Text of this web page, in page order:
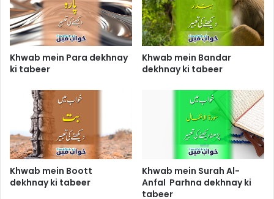
Khwab mein Para dekhnay
ki tabeer
Khwab mein Bandar
dekhnay ki tabeer
Khwab mein Boott
dekhnay ki tabeer
Khwab mein Surah Al-
Anfal Parhna dekhnay ki
tabeer